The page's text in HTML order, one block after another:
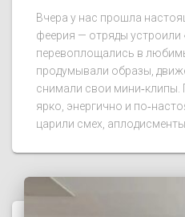
Вчера у нас прошла
феерия — отряды
перевоплощались в
продумывали образы,
снимали свои мини‑клипы.
ярко, энергично и
царили смех,